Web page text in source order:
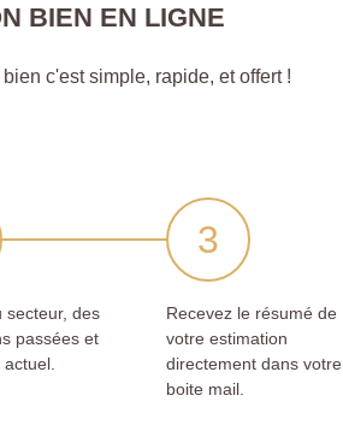
BIEN EN LIGNE
c'est simple, rapide, et offert !
secteur, des
passées et
Recevez le résumé de
votre estimation
directement dans votre
boite mail.